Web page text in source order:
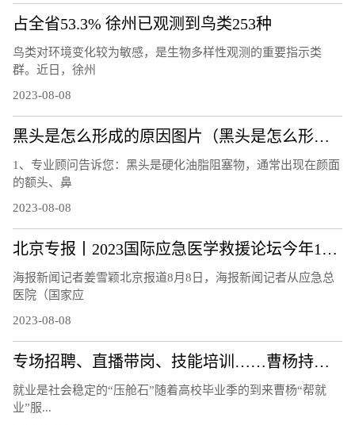
占全省53.3% 徐州已观测到鸟类253种
鸟类对环境变化较为敏感，是生物多样性观测的重要指示类
群。近日，徐州
2023-08-08
黑头是怎么形成的原因图片（黑头是怎么形成的）
1、专业顾问告诉您：黑头是硬化油脂阻塞物，通常出现在颜面
的额头、鼻
2023-08-08
北京专报丨2023国际应急医学救援论坛今年10月举办
海报新闻记者姜雪颖北京报道8月8日，海报新闻记者从应急总
医院（国家应
2023-08-08
专场招聘、直播带岗、技能培训……曹杨持续打造“15分钟就业服务示范圈”！
就业是社会稳定的“压舱石”随着高校毕业季的到来曹杨“帮就
业”服...